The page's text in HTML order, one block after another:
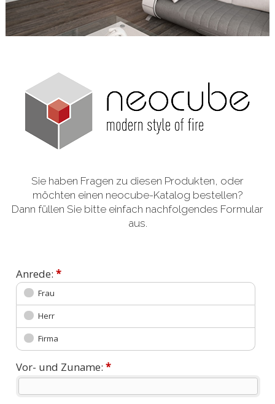
Sie haben Fragen zu diesen Produkten, oder
möchten einen neocube-Katalog bestellen?
Dann füllen Sie bitte einfach nachfolgendes Formular
aus.